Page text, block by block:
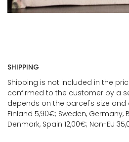
SHIPPING
Shipping is not included in the
confirmed to the customer by a
depends on the parcel's size and
Finland 5,90€; Sweden, Germany,
Denmark, Spain 12,00€; Non-EU